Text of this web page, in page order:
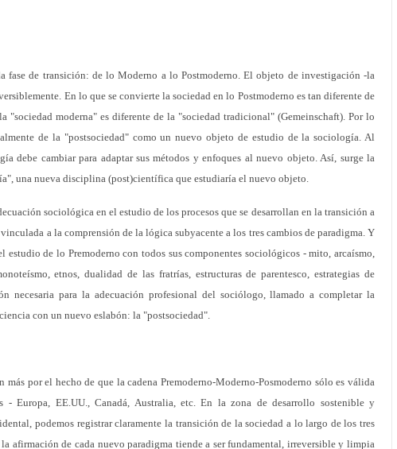
fase de transición: de lo Moderno a lo Postmoderno. El objeto de investigación -la
En lo que se convierte la sociedad en lo Postmoderno es tan diferente de
"sociedad moderna" es diferente de la "sociedad tradicional" (Gemeinschaft). Por lo
de la "postsociedad" como un nuevo objeto de estudio de la sociología. Al
debe cambiar para adaptar sus métodos y enfoques al nuevo objeto. Así, surge la
una nueva disciplina (post)científica que estudiaría el nuevo objeto.
sociológica en el estudio de los procesos que se desarrollan en la transición a
a la comprensión de la lógica subyacente a los tres cambios de paradigma. Y
estudio de lo Premoderno con todos sus componentes sociológicos - mito, arcaísmo,
etnos, dualidad de las fratrías, estructuras de parentesco, estrategias de
necesaria para la adecuación profesional del sociólogo, llamado a completar la
con un nuevo eslabón: la "postsociedad".
más por el hecho de que la cadena Premoderno-Moderno-Posmoderno sólo es válida
- Europa, EE.UU., Canadá, Australia, etc. En la zona de desarrollo sostenible y
podemos registrar claramente la transición de la sociedad a lo largo de los tres
afirmación de cada nuevo paradigma tiende a ser fundamental, irreversible y limpia